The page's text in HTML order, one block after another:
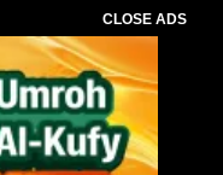
CLOSE ADS